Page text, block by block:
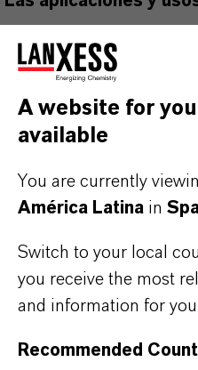
información
representante local de
INFORMACIÓN
A website for
available
You are currently
América Latina in
Switch to your local
you receive the most
and information for
Recommended